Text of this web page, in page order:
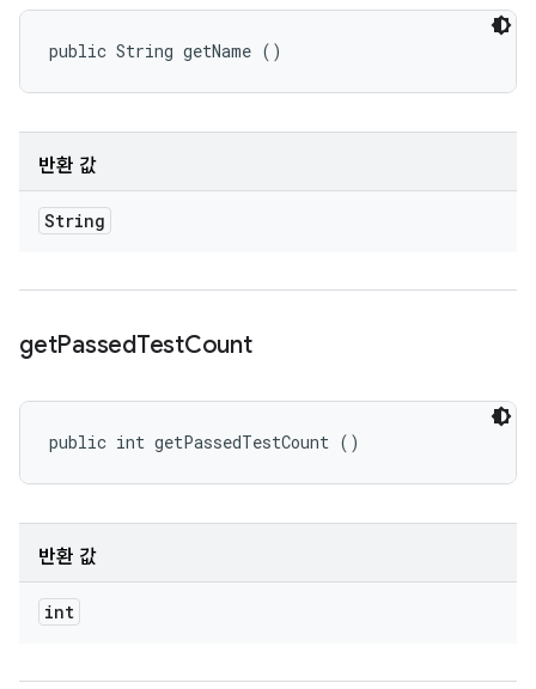
public String getName ()
반환 값
String
getPassedTestCount
public int getPassedTestCount ()
반환 값
int